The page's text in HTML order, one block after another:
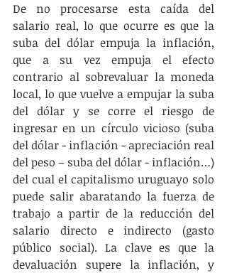
De no procesarse esta caída del
salario real, lo que ocurre es que la
suba del dólar empuja la inflación,
que a su vez empuja el efecto
contrario al sobrevaluar la moneda
local, lo que vuelve a empujar la suba
del dólar y se corre el riesgo de
ingresar en un círculo vicioso (suba
del dólar - inflación - apreciación real
del peso – suba del dólar - inflación…)
del cual el capitalismo uruguayo solo
puede salir abaratando la fuerza de
trabajo a partir de la reducción del
salario directo e indirecto (gasto
público social). La clave es que la
devaluación supere la inflación, y